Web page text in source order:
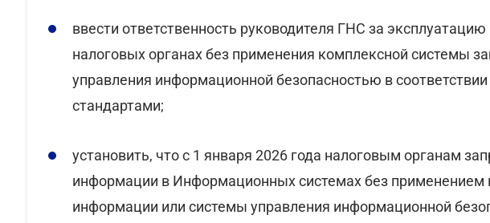
ввести ответственность руководителя ГНС за
налоговых органах без применения комплексной системы
управления информационной безопасностью в
стандартами;
установить, что с 1 января 2026 года налоговым органам
информации в Информационных системах без
информации или системы управления информационной